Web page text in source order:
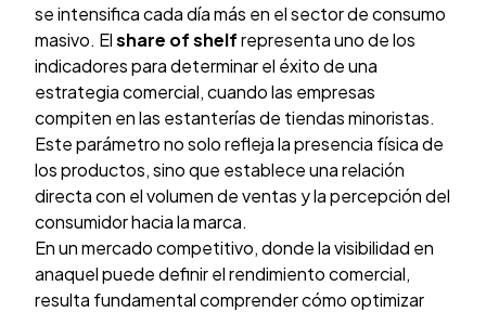
se intensifica cada día más en el sector de consumo
masivo. Elshare of shelfrepresenta uno de los
indicadores para determinar el éxito de una
estrategia comercial, cuando las empresas
compiten en las estanterías de tiendas minoristas.
Este parámetro no solo refleja la presencia física de
los productos, sino que establece una relación
directa con el volumen de ventas y la percepción del
consumidor hacia la marca.
En un mercado competitivo, donde la visibilidad en
anaquel puede definir el rendimiento comercial,
resulta fundamental comprender cómo optimizar